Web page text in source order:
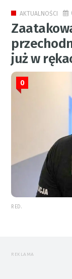
AKTUALNOŚCI
już w
0
RED.
REKLAMA